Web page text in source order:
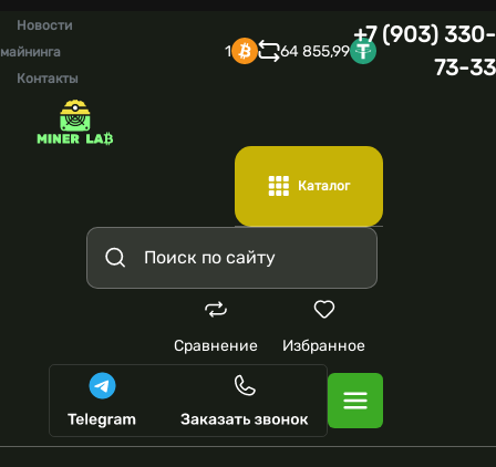
Новости
майнинга
Контакты
1 64 855,99
+7 (903) 330-
73-33
Каталог
Сравнение Избранное